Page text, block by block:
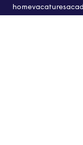
homevacatures